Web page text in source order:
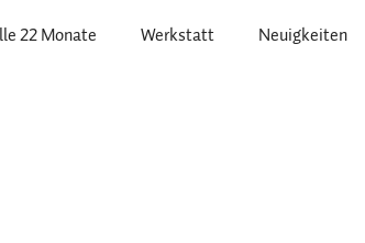
22 Monate Werkstatt Neuigkeiten